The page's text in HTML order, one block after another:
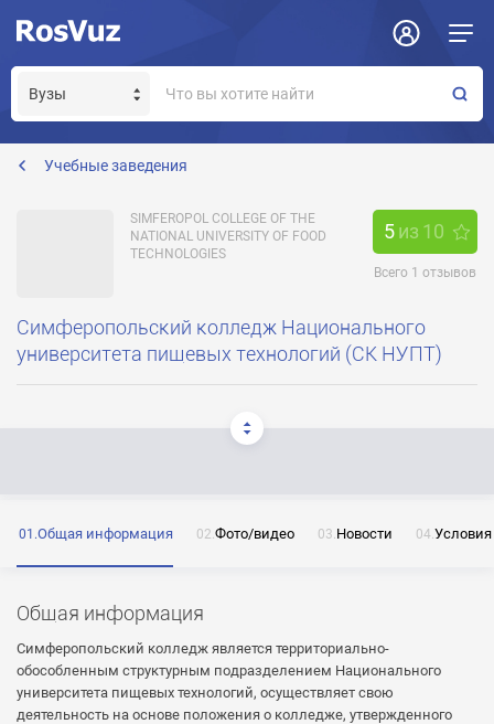
Учебные заведения
SIMFEROPOL COLLEGE OF THE
NATIONAL UNIVERSITY OF FOOD
TECHNOLOGIES
5из 10
Всего 1 отзывов
Симферопольский колледж Национального
университета пищевых технологий (СК НУПТ)
Общая информация Фото/видео Новости
Общая информация
Симферопольский колледж является территориально-
обособленным структурным подразделением Национального
университета пищевых технологий, осуществляет свою
деятельность на основе положения о колледже, утвержденного
ck_nuft@i.ua
Нажимая на кнопку «Отправить» я даю согласие